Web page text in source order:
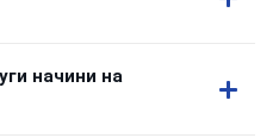
начини на